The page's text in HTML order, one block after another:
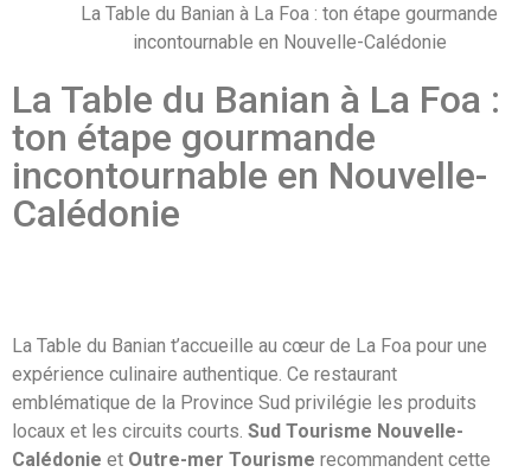
La Table du Banian à La Foa : ton étape gourmande
incontournable en Nouvelle-Calédonie
La Table du Banian à La Foa :
ton étape gourmande
incontournable en Nouvelle-
Calédonie
La Table du Banian t’accueille au cœur de La Foa pour une
expérience culinaire authentique. Ce restaurant
emblématique de la Province Sud privilégie les produits
locaux et les circuits courts. Sud Tourisme Nouvelle-
Calédonie et Outre-mer Tourisme recommandent cette